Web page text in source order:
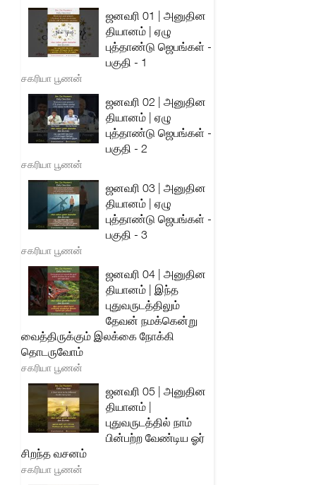
ஜனவரி 01 | அனுதின
தியானம் | ஏழு
புத்தாண்டு ஜெபங்கள் -
பகுதி - 1
சகரியா பூணன்
ஜனவரி 02 | அனுதின
தியானம் | ஏழு
புத்தாண்டு ஜெபங்கள் -
பகுதி - 2
சகரியா பூணன்
ஜனவரி 03 | அனுதின
தியானம் | ஏழு
புத்தாண்டு ஜெபங்கள் -
பகுதி - 3
சகரியா பூணன்
ஜனவரி 04 | அனுதின
தியானம் | இந்த
புதுவருடத்திலும்
தேவன் நமக்கென்று
வைத்திருக்கும் இலக்கை நோக்கி
தொடருவோம்
சகரியா பூணன்
ஜனவரி 05 | அனுதின
தியானம் |
புதுவருடத்தில் நாம்
பின்பற்ற வேண்டிய ஓர்
சிறந்த வசனம்
சகரியா பூணன்